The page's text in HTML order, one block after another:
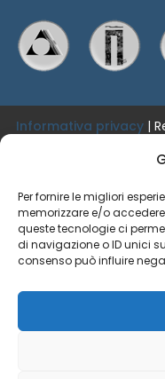
Per fornire le migliori
memorizzare e/o
queste tecnologie ci
di navigazione o ID unici
consenso può influire
Informativa privacy |